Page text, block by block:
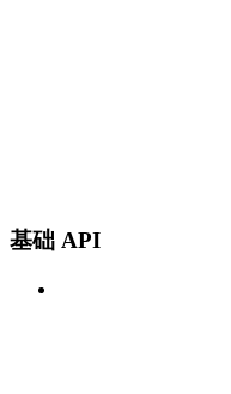
基础 API